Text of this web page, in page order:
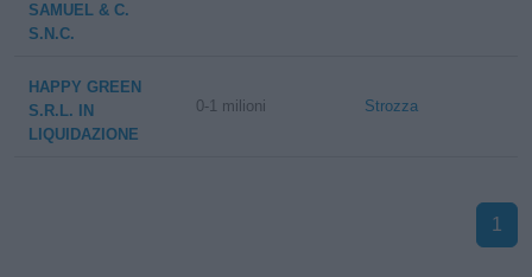
SAMUEL & C.
S.N.C.
HAPPY GREEN
S.R.L. IN
LIQUIDAZIONE
0-1 milioni Strozza
1